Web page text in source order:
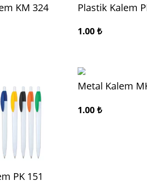
KM 324 Plastik Kalem
1.00 ₺
PK 151
Metal Kalem
1.00 ₺